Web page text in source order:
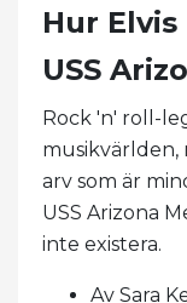
Hur
USS
Rock 'n' roll-
arv som är
USS Arizona
inte existera.
Av Sara